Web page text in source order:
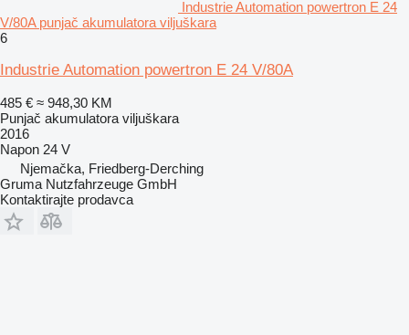
Industrie Automation powertron E 24
V/80A punjač akumulatora viljuškara
6
Industrie Automation powertron E 24 V/80A
485 € ≈ 948,30 KM
Punjač akumulatora viljuškara
2016
Napon 24 V
Njemačka, Friedberg-Derching
Gruma Nutzfahrzeuge GmbH
Kontaktirajte prodavca